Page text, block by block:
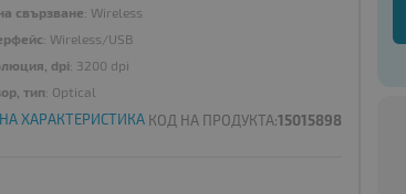
свързване: Wireless
: Wireless/USB
dpi: 3200 dpi
тип: Optical
ХАРАКТЕРИСТИКА КОД НА ПРОДУКТА:15015898